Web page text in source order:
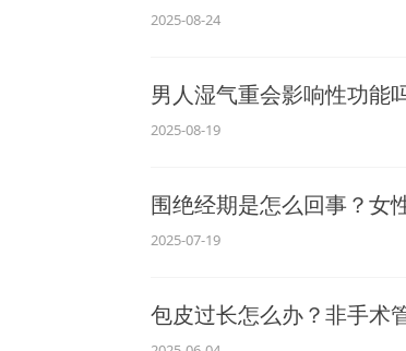
2025-08-24
男人湿气重会影响性功能
2025-08-19
围绝经期是怎么回事？女
2025-07-19
包皮过长怎么办？非手术